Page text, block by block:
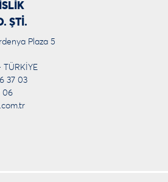
ŞTİ.
Plaza 5
37 03
06